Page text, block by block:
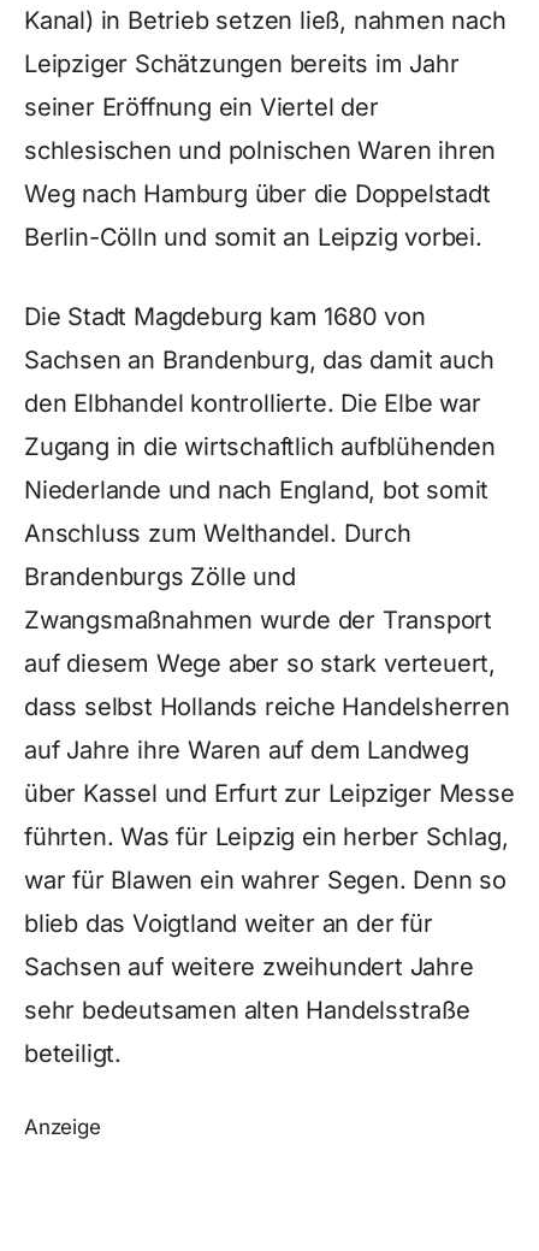
Kanal) in Betrieb setzen ließ, nahmen nach
Leipziger Schätzungen bereits im Jahr
seiner Eröffnung ein Viertel der
schlesischen und polnischen Waren ihren
Weg nach Hamburg über die Doppelstadt
Berlin-Cölln und somit an Leipzig vorbei.
Die Stadt Magdeburg kam 1680 von
Sachsen an Brandenburg, das damit auch
den Elbhandel kontrollierte. Die Elbe war
Zugang in die wirtschaftlich aufblühenden
Niederlande und nach England, bot somit
Anschluss zum Welthandel. Durch
Brandenburgs Zölle und
Zwangsmaßnahmen wurde der Transport
auf diesem Wege aber so stark verteuert,
dass selbst Hollands reiche Handelsherren
auf Jahre ihre Waren auf dem Landweg
über Kassel und Erfurt zur Leipziger Messe
führten. Was für Leipzig ein herber Schlag,
war für Blawen ein wahrer Segen. Denn so
blieb das Voigtland weiter an der für
Sachsen auf weitere zweihundert Jahre
sehr bedeutsamen alten Handelsstraße
beteiligt.
Anzeige